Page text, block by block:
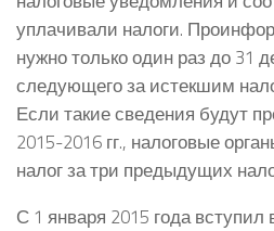
уплачивали налоги.
нужно только один раз до 31
следующего за истекшим
Если такие сведения будут
2015-2016 гг., налоговые
налог за три предыдущих
С 1 января 2015 года